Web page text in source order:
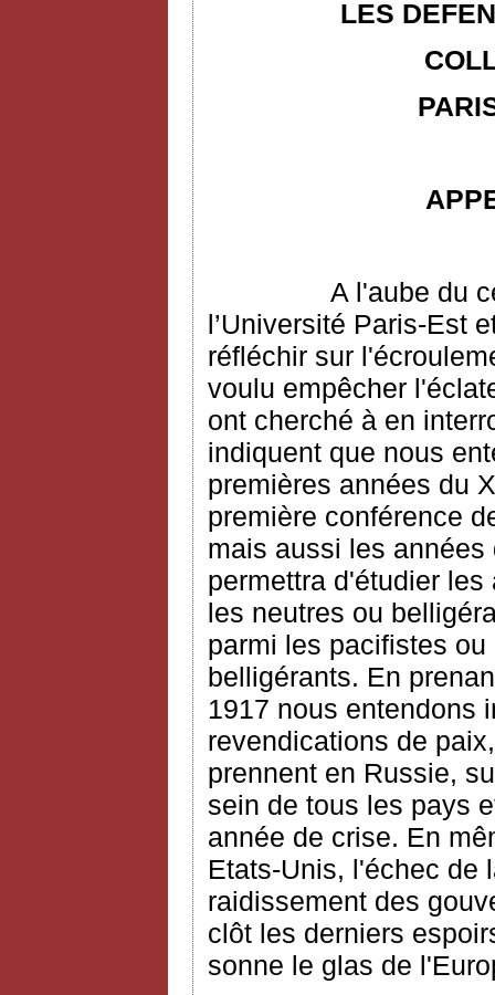
LES
A l'aube du
l’Université Paris-Est
réfléchir sur
voulu empêcher
ont cherché à en
indiquent que nous
premières années du
première conférence
mais aussi les
permettra d'étudier
les neutres ou
parmi les pacifistes
belligérants. En
1917 nous entendons
revendications de
prennent en Russie,
sein de tous les pays
année de crise. En
Etats-Unis, l'échec de
raidissement des
clôt les derniers
sonne le glas de